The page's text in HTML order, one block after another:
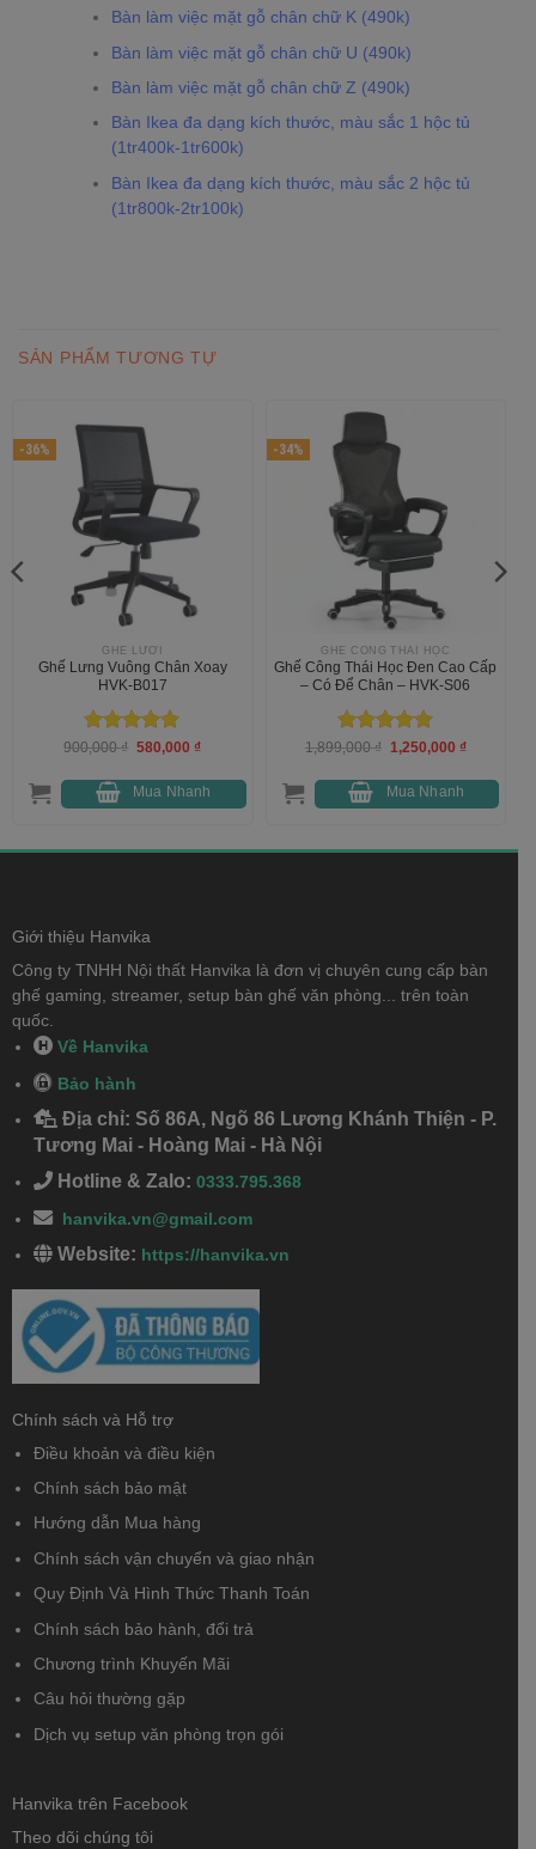
Bàn làm việc mặt gỗ chân chữ K (490k)
Bàn làm việc mặt gỗ chân chữ U (490k)
Bàn làm việc mặt gỗ chân chữ Z (490k)
Bàn Ikea đa dạng kích thước, màu sắc 1 hộc tủ
(1tr400k-1tr600k)
Bàn Ikea đa dạng kích thước, màu sắc 2 hộc tủ
(1tr800k-2tr100k)
SẢN PHẨM TƯƠNG TỰ
-36%
GHẾ LƯỚI
Ghế Lưng Vuông Chân Xoay
HVK-B017
Được xếp
sao
900,000₫ Giá
900,000 ₫.
580,000 ₫Giá
là:
580,000 ₫.
Mua Nhanh
-34%
GHẾ CÔNG THÁI HỌC
Ghế Công Thái Học Đen Cao Cấp
– Có Để Chân – HVK-S06
Được xếp
sao
1,899,000₫ Giá
gốc
1,899,000 ₫.
1,250,000 ₫Giá
Mua Nhanh
Giới thiệu Hanvika
Công ty TNHH Nội thất Hanvika là đơn vị chuyên cung cấp bàn
ghế gaming, streamer, setup bàn ghế văn phòng... trên toàn
quốc.
Về Hanvika
Bảo hành
Địa chỉ: Số 86A, Ngõ 86 Lương Khánh Thiện - P.
Tương Mai - Hoàng Mai - Hà Nội
Hotline & Zalo: 0333.795.368
hanvika.vn@gmail.com
Website: https://hanvika.vn
Chính sách và Hỗ trợ
Điều khoản và điều kiện
Chính sách bảo mật
Hướng dẫn Mua hàng
Chính sách vận chuyển và giao nhận
Quy Định Và Hình Thức Thanh Toán
Chính sách bảo hành, đổi trả
Chương trình Khuyến Mãi
Câu hỏi thường gặp
Dịch vụ setup văn phòng trọn gói
Hanvika trên Facebook
Theo dõi chúng tôi